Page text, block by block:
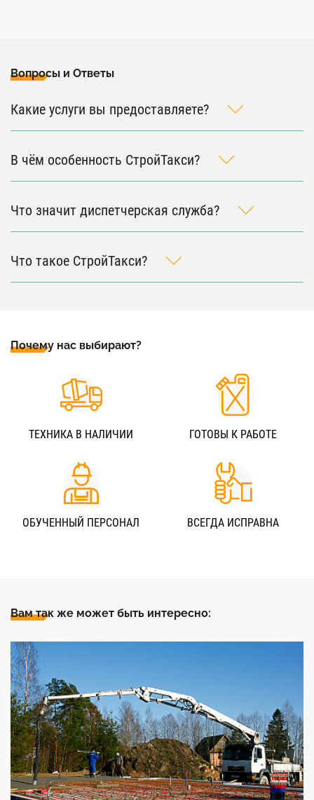
Вопросы и Ответы
Какие услуги вы предоставляете?
В чём особенность СтройТакси?
Что значит диспетчерская служба?
Что такое СтройТакси?
Почему нас выбирают?
ТЕХНИКА В НАЛИЧИИ ГОТОВЫ К РАБОТЕ
ОБУЧЕННЫЙ ПЕРСОНАЛ ВСЕГДА ИСПРАВНА
Вам так же может быть интересно: